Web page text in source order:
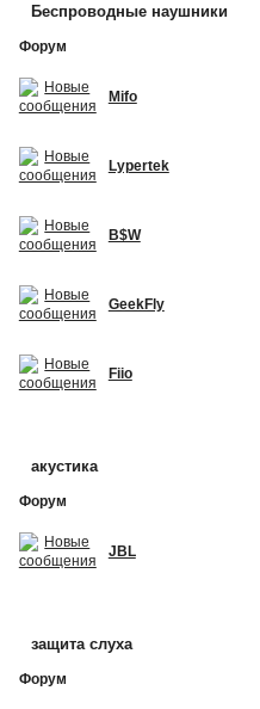
Беспроводные наушники
Форум
Mifo
Lypertek
B$W
GeekFly
Fiio
акустика
Форум
JBL
защита слуха
Форум